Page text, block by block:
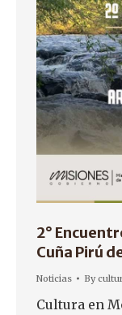
2°
Cuña Pirú
Noticias By
Cultura en